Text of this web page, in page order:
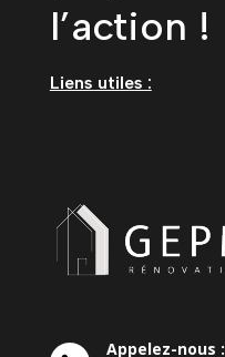
l’action !
Liens utiles :
Appelez-nous :